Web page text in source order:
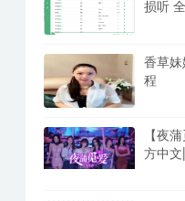
损听
香草妹
程
【夜
方中文